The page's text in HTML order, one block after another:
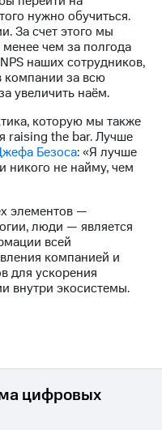
нужно обучиться.
За счет этого мы
чем за полгода
наших сотрудников,
компании за всю
увеличить наём.
которую мы также
raising the bar. Лучше
Безоса: «Я лучше
никого не найму, чем
элементов —
люди — является
всей
компанией и
для ускорения
внутри экосистемы.
цифровых